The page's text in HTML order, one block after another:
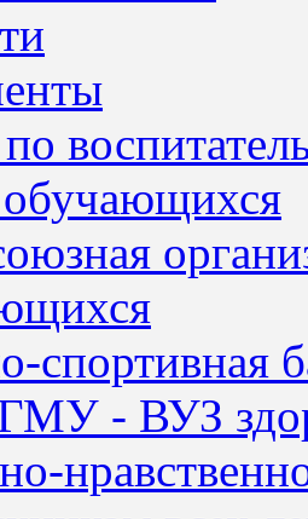
спортивная
- ВУЗ